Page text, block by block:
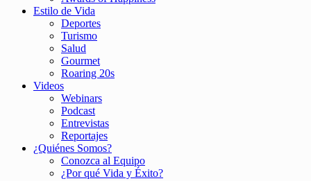
Estilo de Vida
Deportes
Turismo
Salud
Gourmet
Roaring 20s
Videos
Webinars
Podcast
Entrevistas
Reportajes
¿Quiénes Somos?
Conozca al Equipo
¿Por qué Vida y Éxito?